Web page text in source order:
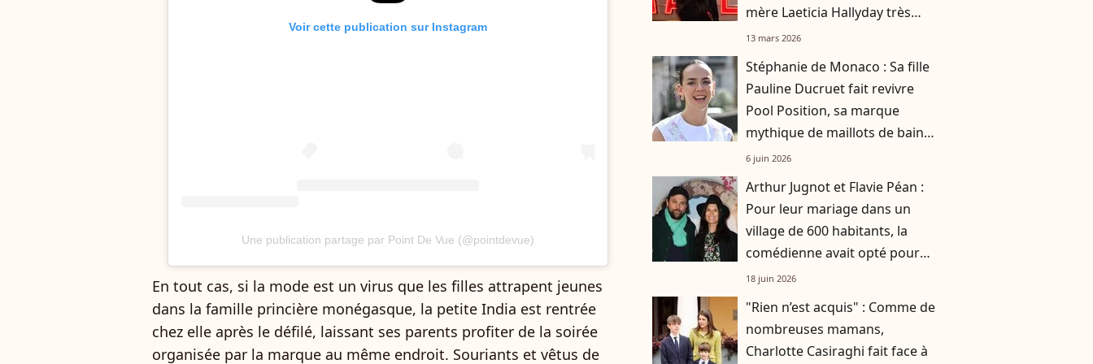
Voir cette publication sur Instagram
Une publication partage par Point De Vue (@pointdevue)
En tout cas, si la mode est un virus que les filles attrapent jeunes
dans la famille princière monégasque, la petite India est rentrée
chez elle après le défilé, laissant ses parents profiter de la soirée
organisée par la marque au même endroit. Souriants et vêtus de
mère Laeticia Hallyday très
fière
13 mars 2026
Stéphanie de Monaco : Sa fille
Pauline Ducruet fait revivre
Pool Position, sa marque
mythique de maillots de bain
des années 80
6 juin 2026
Arthur Jugnot et Flavie Péan :
Pour leur mariage dans un
village de 600 habitants, la
comédienne avait opté pour
une robe originale d'une
18 juin 2026
"Rien n’est acquis" : Comme de
nombreuses mamans,
Charlotte Casiraghi fait face à